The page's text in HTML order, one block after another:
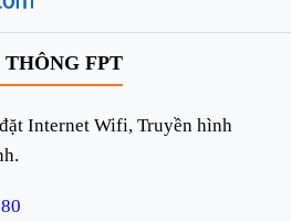
FPT
Internet Wifi, Truyền hình